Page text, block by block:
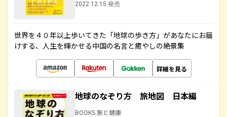
2022.12.15 発売
世界を４０年以上歩いてきた「地球の歩き方」があなたにお届
けする、人生を輝かせる中国の名言と癒やしの絶景集
詳細を見る
地球のなぞり方 旅地図 日本編
BOOKS 旅と健康